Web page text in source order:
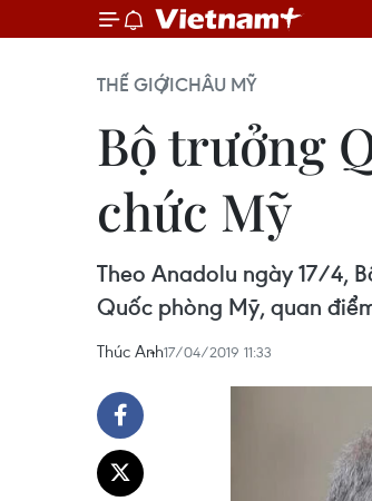
THẾ GIỚICHÂU MỸ
Bộ trưởng
chức Mỹ
Theo Anadolu ngày 17/4,
Quốc phòng Mỹ, quan
Thúc Anh17/04/2019 11:33